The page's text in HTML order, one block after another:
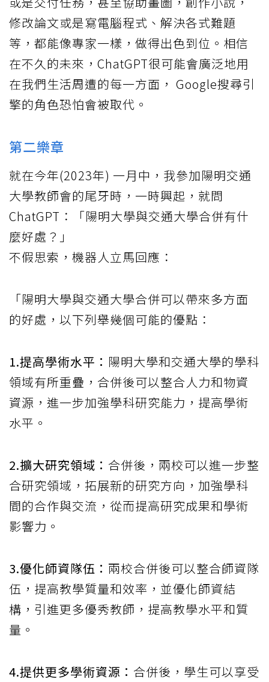
修改論文或是寫電腦程式、解決各式難題
等，都能像專家一樣，做得出色到位。相信
在不久的未來，ChatGPT很可能會廣泛地用
在我們生活周遭的每一方面， Google搜尋引
擎的角色恐怕會被取代。
第二樂章
就在今年(2023年) 一月中，我參加陽明交通
大學教師會的尾牙時，一時興起，就問
ChatGPT：「陽明大學與交通大學合併有什
麼好處？」
不假思索，機器人立馬回應：
「陽明大學與交通大學合併可以帶來多方面
的好處，以下列舉幾個可能的優點：
1.提高學術水平： 陽明大學和交通大學的學科
領域有所重疊，合併後可以整合人力和物資
資源，進一步加強學科研究能力，提高學術
水平。
2.擴大研究領域： 合併後，兩校可以進一步整
合研究領域，拓展新的研究方向，加強學科
間的合作與交流，從而提高研究成果和學術
影響力。
3.優化師資隊伍： 兩校合併後可以整合師資隊
伍，提高教學質量和效率，並優化師資結
構，引進更多優秀教師，提高教學水平和質
量。
4.提供更多學術資源： 合併後，學生可以享受